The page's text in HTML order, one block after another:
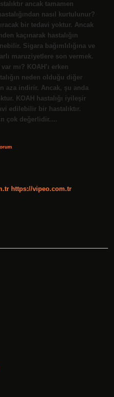
ancak tamamen
nasıl kurtulunur?
bir tedavi yoktur. Ancak
kaçınarak hastalığın
Sigara bağımlılığına ve
maruziyetlere son vermek.
mı? KOAH’ı erken
neden olduğu diğer
aza indirir. Ancak, şu anda
KOAH hastalığı iyileşir
edilebilir bir hastalıktır.
çok değerlidir.…
https://vipeo.com.tr